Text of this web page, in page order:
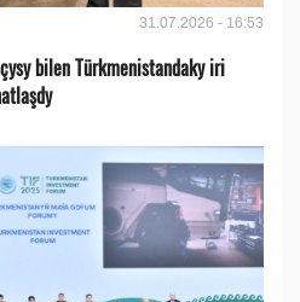
31.07.2026 - 16:53
bilen Türkmenistandaky iri